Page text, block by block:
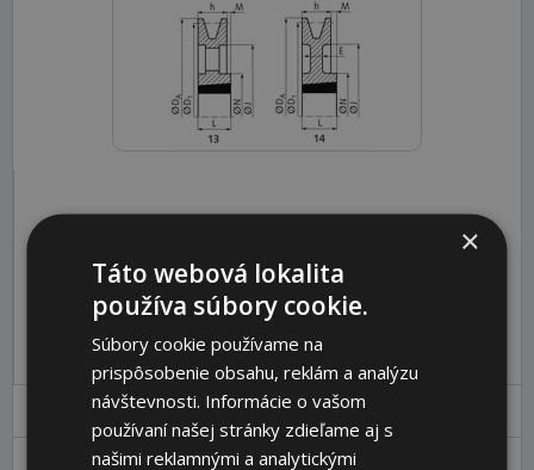
Katalóg:
Pre pridanie produktu do košíka sa prosím
Parametre Ceny Popis
×
Táto webová lokalita
používa súbory cookie.
Súbory cookie používame na
prispôsobenie obsahu, reklám a analýzu
návštevnosti. Informácie o vašom
používaní našej stránky zdieľame aj s
našimi reklamnými a analytickými